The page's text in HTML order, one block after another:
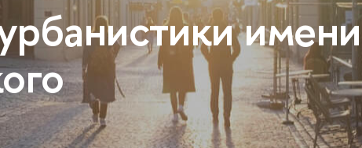
имени